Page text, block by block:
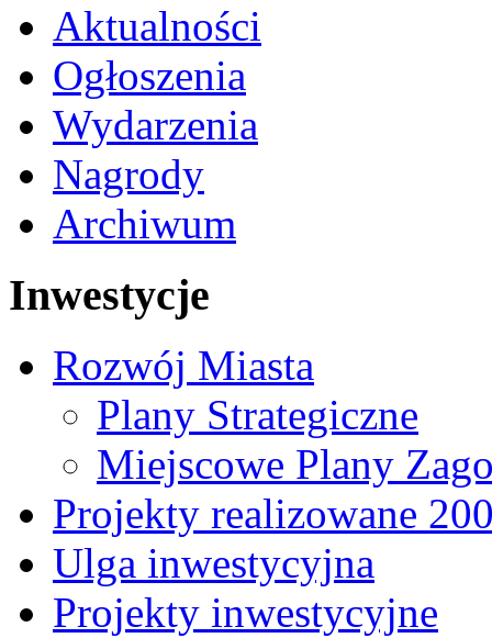
Aktualności
Ogłoszenia
Wydarzenia
Nagrody
Archiwum
Inwestycje
Rozwój Miasta
Plany Strategiczne
Miejscowe Plany
Projekty realizowane
Ulga inwestycyjna
Projekty inwestycyjne